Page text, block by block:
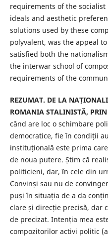
requirements of the
ideals and aesthetic
solutions used by these
polyvalent, was the appeal
satisfied both the
the interwar school of
requirements of the
REZUMAT. DE LA
ROMANIA STALINISTĂ,
când are loc o schimbare
democratice, fie în condiții
instituțională este prima
de noua putere. Știm că
politicieni, dar, în cele din
Convinși sau nu de
puși în situația de a da
clare și direcție precisă, dar
de precizat. Intenția mea
compozitorilor activi politic